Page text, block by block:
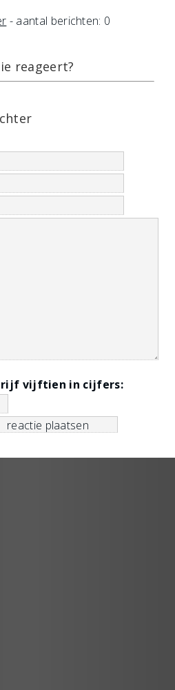
- aantal berichten: 0
reageert?
vijftien in cijfers: